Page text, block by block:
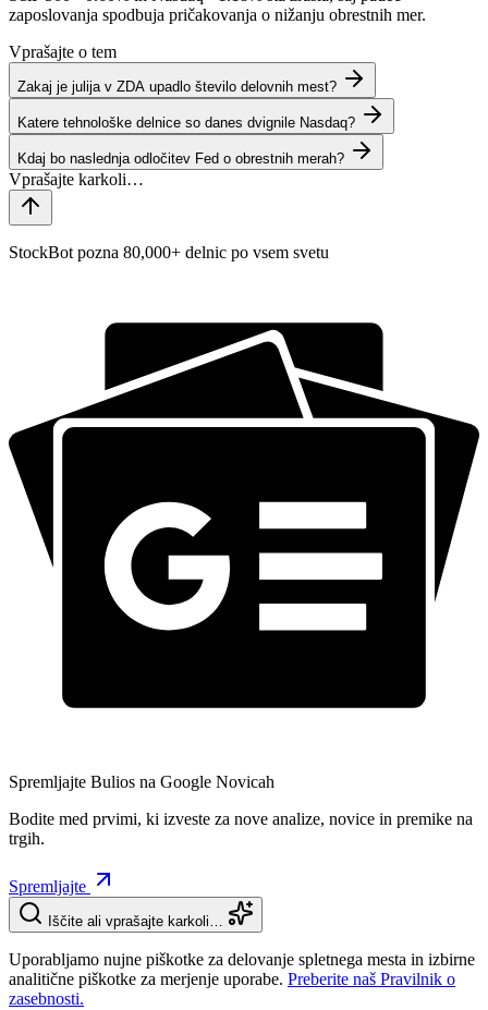
zaposlovanja spodbuja pričakovanja o nižanju obrestnih mer.
Vprašajte o tem
Zakaj je julija v ZDA upadlo število delovnih mest?
Katere tehnološke delnice so danes dvignile Nasdaq?
Kdaj bo naslednja odločitev Fed o obrestnih merah?
StockBot pozna 80,000+ delnic po vsem svetu
Spremljajte Bulios na Google Novicah
Bodite med prvimi, ki izveste za nove analize, novice in premike na
trgih.
Spremljajte
Iščite ali vprašajte karkoli…
Uporabljamo nujne piškotke za delovanje spletnega mesta in izbirne
analitične piškotke za merjenje uporabe. Preberite naš Pravilnik o
zasebnosti.